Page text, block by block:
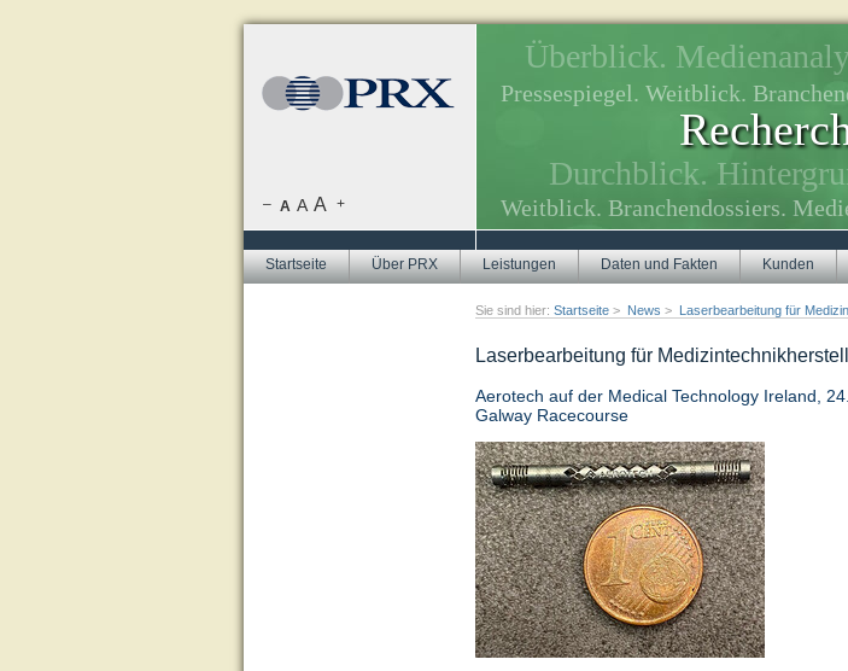
Startseite Über PRX Leistungen Daten und Fakten Kunden
Sie sind hier: Startseite > News > Laserbearbeitung für
Laserbearbeitung für
Aerotech auf der Medical Technology Ireland,
Galway Racecourse
Überblick.
Pressespiegel. Weitblick.
Durchblick.
Weitblick. Branchendossiers.
Themenrecherche, Themenplanung.
– A A A +